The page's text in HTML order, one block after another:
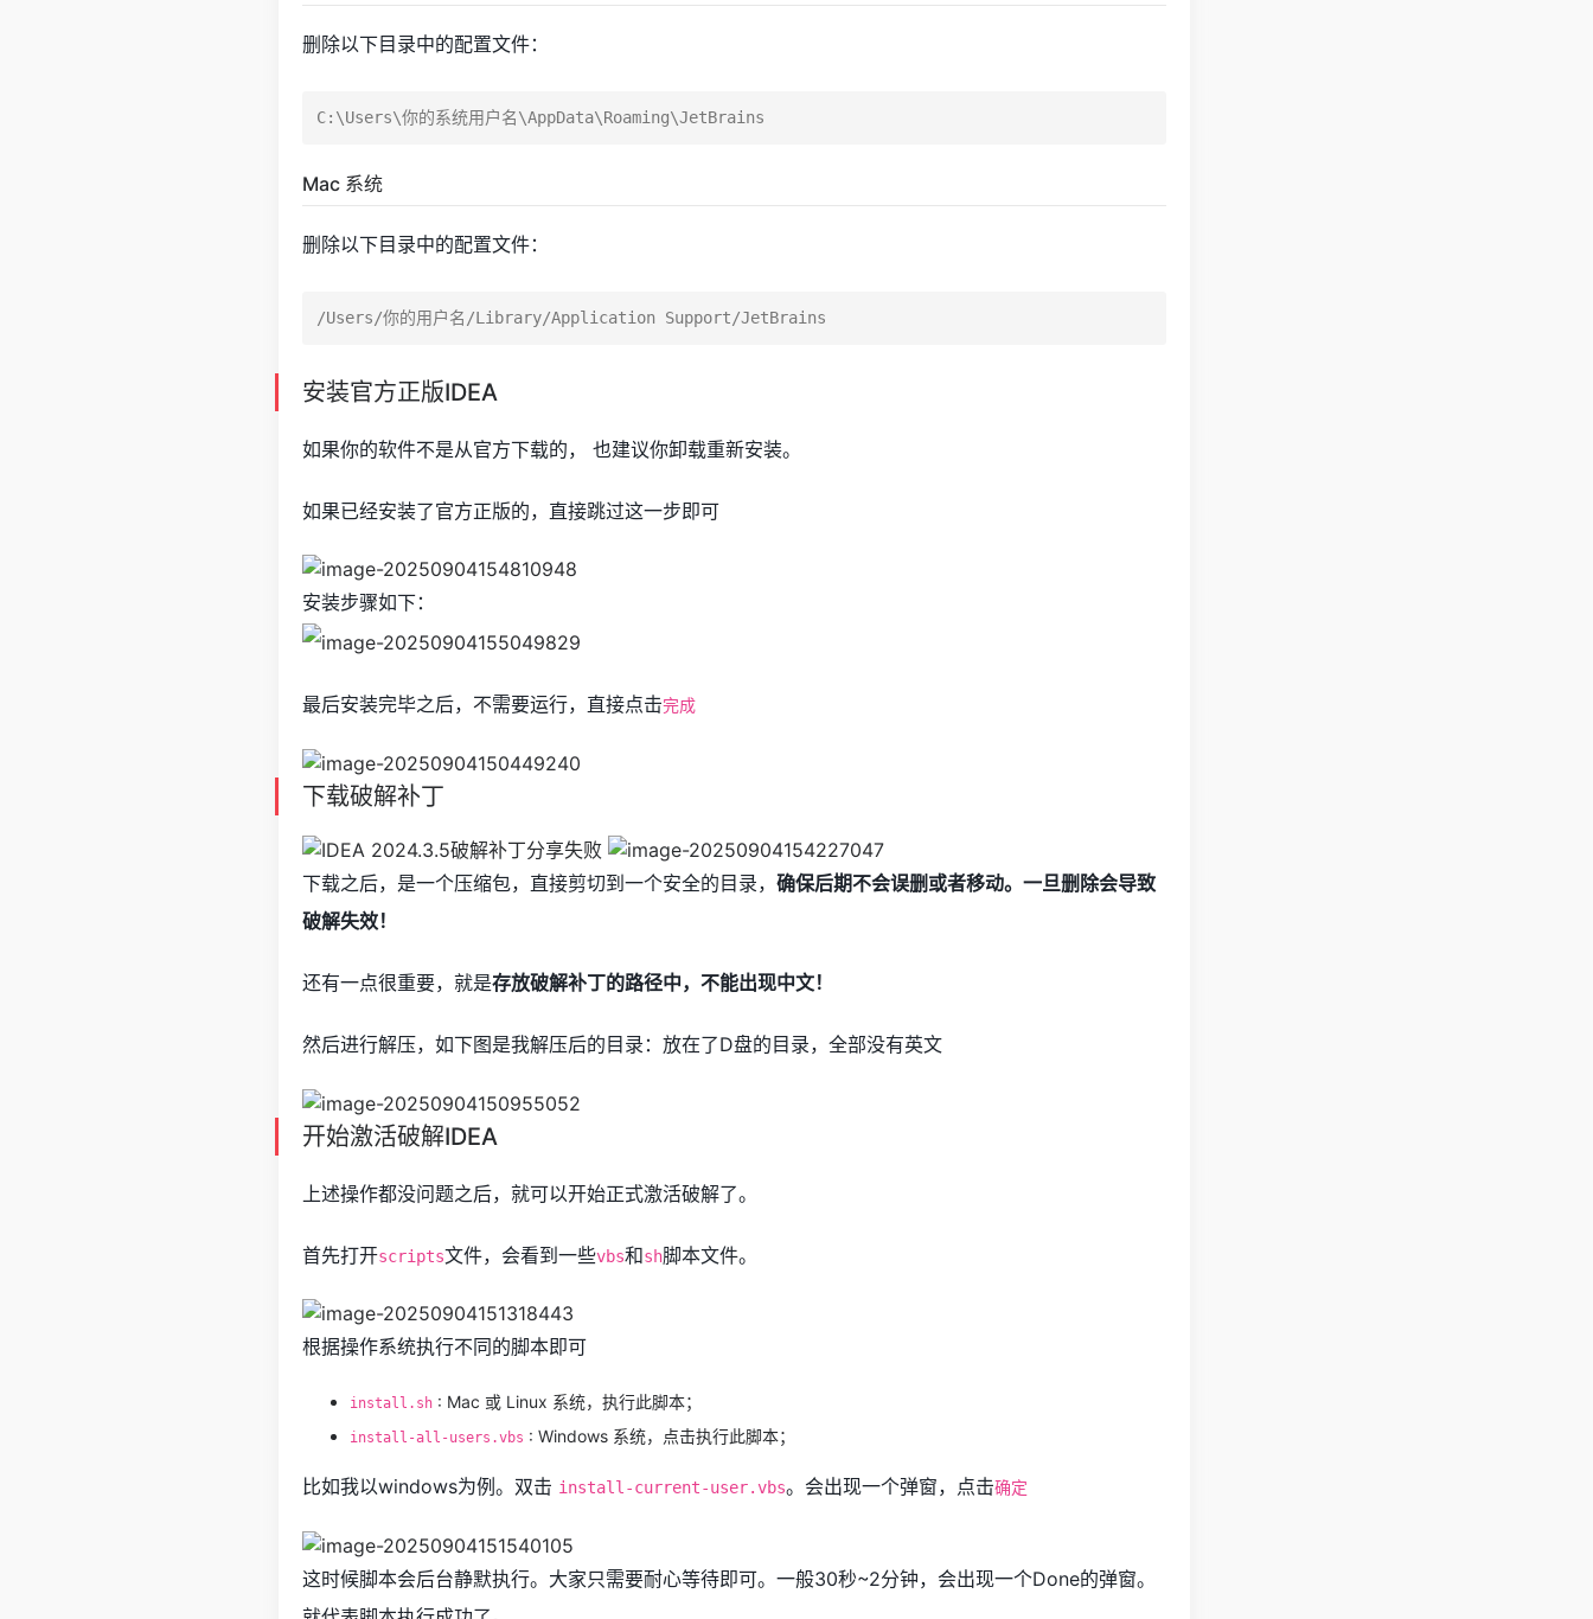
删除以下目录中的配置文件：
Mac 系统
删除以下目录中的配置文件：
安装官方正版IDEA
如果你的软件不是从官方下载的， 也建议你卸载重新安装。
如果已经安装了官方正版的，直接跳过这一步即可
安装步骤如下：
最后安装完毕之后，不需要运行，直接点击完成
下载破解补丁
下载之后，是一个压缩包，直接剪切到一个安全的目录， 确保后期不会误删或者移动。一旦删除会导致
破解失效！
还有一点很重要，就是存放破解补丁的路径中，不能出现中文！
然后进行解压，如下图是我解压后的目录：放在了D盘的目录，全部没有英文
开始激活破解IDEA
上述操作都没问题之后，就可以开始正式激活破解了。
首先打开scripts文件，会看到一些vbs和sh脚本文件。
根据操作系统执行不同的脚本即可
install.sh : Mac 或 Linux 系统，执行此脚本；
install-all-users.vbs : Windows 系统，点击执行此脚本；
比如我以windows为例。双击 install-current-user.vbs。会出现一个弹窗，点击确定
这时候脚本会后台静默执行。大家只需要耐心等待即可。一般30秒~2分钟，会出现一个Done的弹窗。